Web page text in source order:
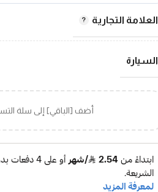
العلامة التجارية
السيارة
أضف [الباقي] إلى سلة